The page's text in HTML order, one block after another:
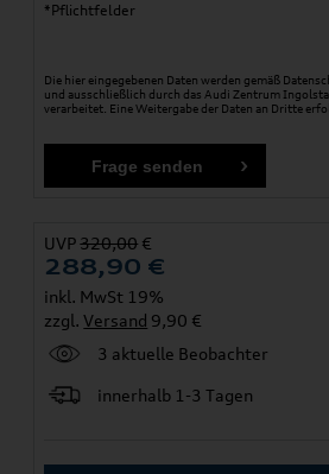
*Pflichtfelder
Die hier eingegebenen Daten werden gemäß
und ausschließlich durch das Audi Zentrum
verarbeitet. Eine Weitergabe der Daten an Dritte
UVP320,00 €
288,90 €
inkl. MwSt 19%
zzgl.Versand 9,90 €
3 aktuelle Beobachter
innerhalb 1-3 Tagen